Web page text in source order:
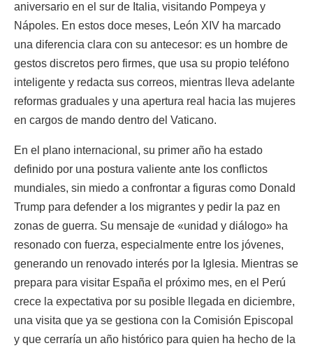
aniversario en el sur de Italia, visitando Pompeya y
Nápoles. En estos doce meses, León XIV ha marcado
una diferencia clara con su antecesor: es un hombre de
gestos discretos pero firmes, que usa su propio teléfono
inteligente y redacta sus correos, mientras lleva adelante
reformas graduales y una apertura real hacia las mujeres
en cargos de mando dentro del Vaticano.
En el plano internacional, su primer año ha estado
definido por una postura valiente ante los conflictos
mundiales, sin miedo a confrontar a figuras como Donald
Trump para defender a los migrantes y pedir la paz en
zonas de guerra. Su mensaje de «unidad y diálogo» ha
resonado con fuerza, especialmente entre los jóvenes,
generando un renovado interés por la Iglesia. Mientras se
prepara para visitar España el próximo mes, en el Perú
crece la expectativa por su posible llegada en diciembre,
una visita que ya se gestiona con la Comisión Episcopal
y que cerraría un año histórico para quien ha hecho de la